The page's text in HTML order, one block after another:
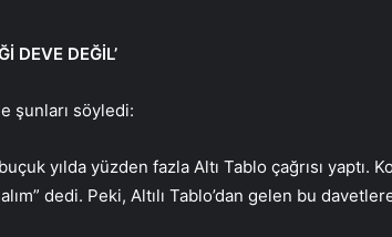
DEVE DEĞİL’
şunları söyledi:
yılda yüzden fazla Altı Tablo çağrısı yaptı.
dedi. Peki, Altılı Tablo’dan gelen bu